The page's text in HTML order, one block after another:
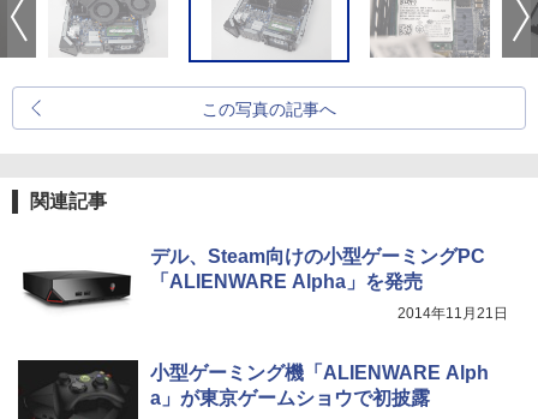
この写真の記事へ
関連記事
デル、Steam向けの小型ゲーミングPC
「ALIENWARE Alpha」を発売
2014年11月21日
小型ゲーミング機「ALIENWARE Alph
a」が東京ゲームショウで初披露